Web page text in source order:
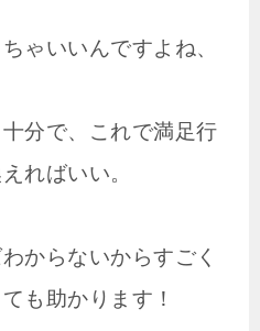
ゃいいんですよね、
分で、これで満足行
ればいい。
からないからすごく
も助かります！